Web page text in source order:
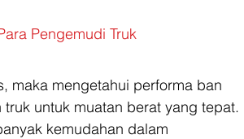
Pengemudi Truk
maka mengetahui performa ban
untuk muatan berat yang tepat.
kemudahan dalam